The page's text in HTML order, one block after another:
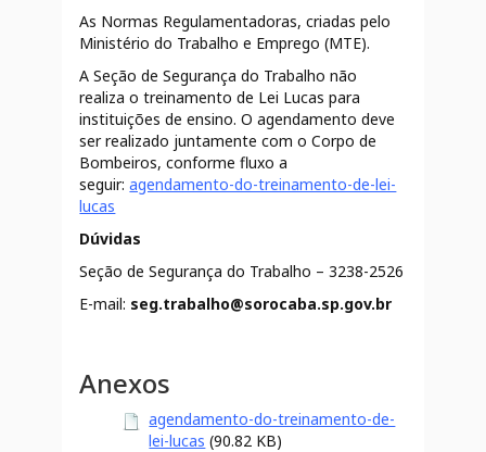
As Normas Regulamentadoras, criadas pelo
Ministério do Trabalho e Emprego (MTE).
A Seção de Segurança do Trabalho não
realiza o treinamento de Lei Lucas para
instituições de ensino. O agendamento deve
ser realizado juntamente com o Corpo de
Bombeiros, conforme fluxo a
seguir:agendamento-do-treinamento-de-lei-
lucas
Dúvidas
Seção de Segurança do Trabalho – 3238-2526
E-mail: seg.trabalho@sorocaba.sp.gov.br
Anexos
agendamento-do-treinamento-de-
lei-lucas (90.82 KB)